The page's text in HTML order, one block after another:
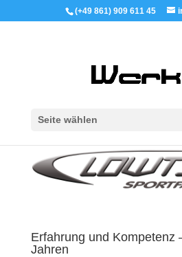
(+49 861) 909 611 45
Seite wählen
Erfahrung und Kompetenz
Jahren